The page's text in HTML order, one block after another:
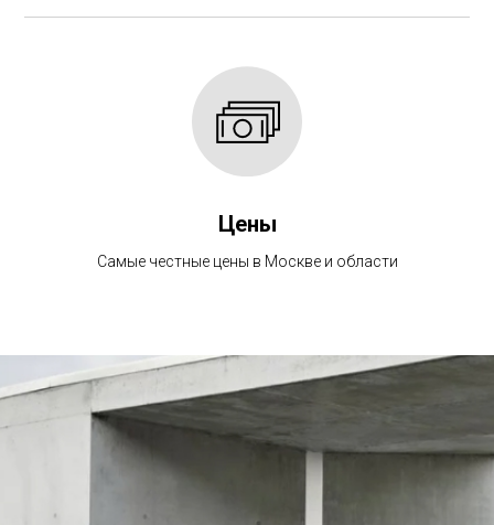
Цены
Самые честные цены в Москве и области